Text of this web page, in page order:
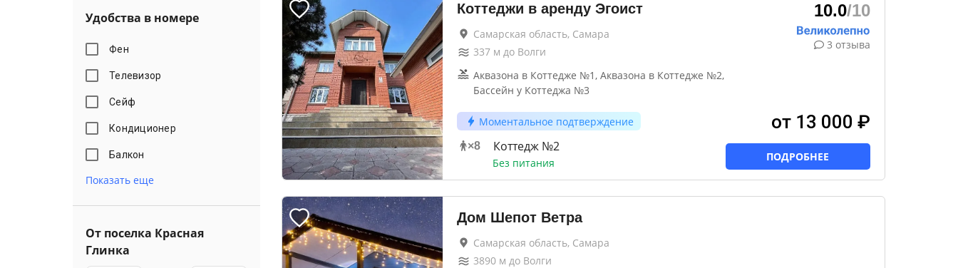
Удобства в номере
Фен
Телевизор
Сейф
Кондиционер
Балкон
Показать еще
От поселка Красная
Глинка
Коттеджи в аренду Эгоист
Самарская область, Самара
337м до Волги
Аквазона в Коттедже №1, Аквазона в Коттедже №2,
Бассейн у Коттеджа №3
Моментальное подтверждение
×8 Коттедж №2
Без питания
10.0/10
3 отзыва
от 13 000 ₽
ПОДРОБНЕЕ
Дом Шепот Ветра
Самарская область, Самара
3890м до Волги